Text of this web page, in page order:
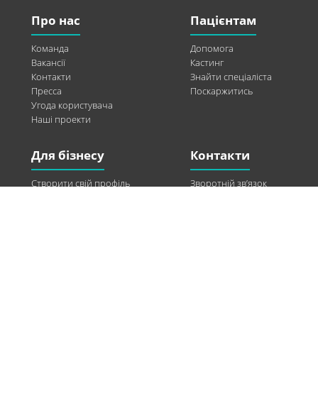
Про нас
Команда
Вакансії
Контакти
Пресса
Угода користувача
Наші проекти
Пацієнтам
Допомога
Кастинг
Знайти спеціаліста
Поскаржитись
Для бізнесу
Створити свій профіль
Контакти
Зворотній зв’язок